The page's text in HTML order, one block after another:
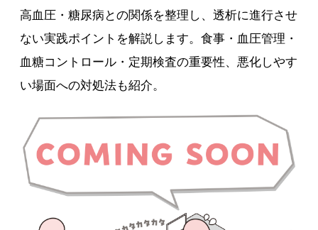
高血圧・糖尿病との関係を整理し、透析に進行させ
ない実践ポイントを解説します。食事・血圧管理・
血糖コントロール・定期検査の重要性、悪化しやす
い場面への対処法も紹介。